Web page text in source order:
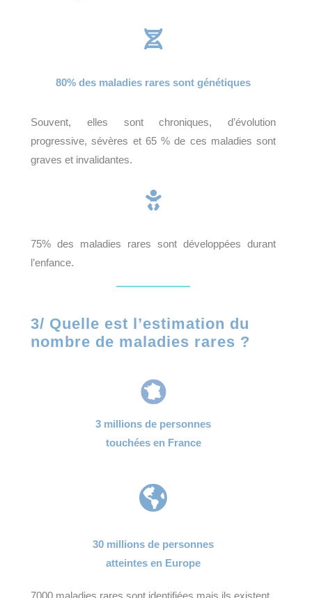

80% des maladies rares sont génétiques
Souvent, elles sont chroniques, d’évolution
progressive, sévères et 65 % de ces maladies sont
graves et invalidantes.

75% des maladies rares sont développées durant
l’enfance.
3/ Quelle est l’estimation du
nombre de maladies rares ?
3 millions de personnes
touchées en France

30 millions de personnes
atteintes en Europe